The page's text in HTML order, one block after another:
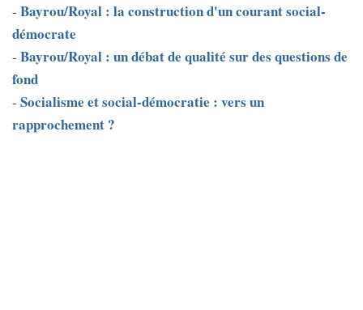
- Bayrou/Royal : la construction d'un courant social-
démocrate
- Bayrou/Royal : un débat de qualité sur des questions de
fond
- Socialisme et social-démocratie : vers un
rapprochement ?